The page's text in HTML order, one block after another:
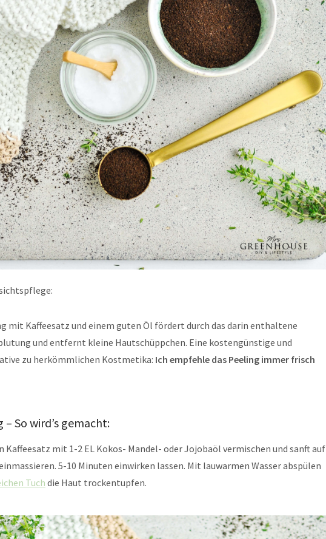
mit Kaffeesatz und einem guten Öl fördert durch das darin enthaltene
und entfernt kleine Hautschüppchen. Eine kostengünstige und
zu herkömmlichen Kostmetika: Ich empfehle das Peeling immer frisch
So wird’s gemacht:
Kaffeesatz mit 1-2 EL Kokos- Mandel- oder Jojobaöl vermischen und sanft auf
5-10 Minuten einwirken lassen. Mit lauwarmen Wasser abspülen
Tuch die Haut trockentupfen.